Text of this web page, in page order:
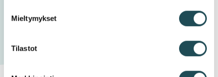
Mieltymykset
Tilastot
Työvoimakoulutuksella